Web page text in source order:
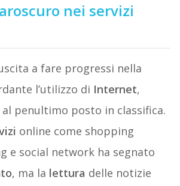
nei servizi
a fare progressi nella
l’utilizzo di Internet,
penultimo posto in classifica.
online come shopping
e social network ha segnato
, ma la lettura delle notizie